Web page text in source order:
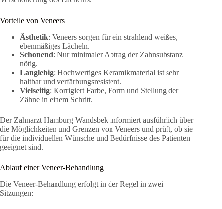
Vorteile von Veneers
Ästhetik: Veneers sorgen für ein strahlend weißes,
ebenmäßiges Lächeln.
Schonend: Nur minimaler Abtrag der Zahnsubstanz
nötig.
Langlebig: Hochwertiges Keramikmaterial ist sehr
haltbar und verfärbungsresistent.
Vielseitig: Korrigiert Farbe, Form und Stellung der
Zähne in einem Schritt.
Der Zahnarzt Hamburg Wandsbek informiert ausführlich über
die Möglichkeiten und Grenzen von Veneers und prüft, ob sie
für die individuellen Wünsche und Bedürfnisse des Patienten
geeignet sind.
Ablauf einer Veneer-Behandlung
Die Veneer-Behandlung erfolgt in der Regel in zwei
Sitzungen: